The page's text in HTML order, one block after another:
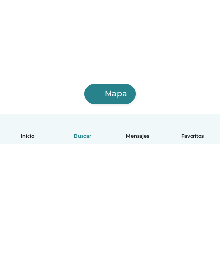
Inicio Buscar Mensajes Favoritos
Mapa